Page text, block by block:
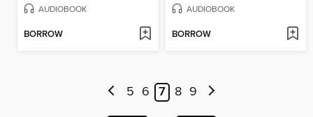
AUDIOBOOK
BORROW
AUDIOBOOK
BORROW
5 6 7 8 9